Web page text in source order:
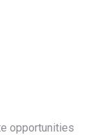
opportunities